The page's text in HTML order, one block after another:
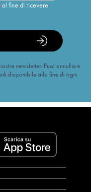
fine di ricevere
newsletter. Puoi annullare
disponibile alla fine di ogni